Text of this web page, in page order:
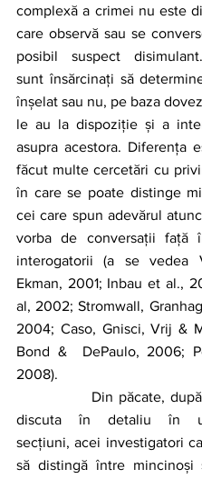
complexă a crimei nu este
care observă sau se
posibil suspect
sunt însărcinați să
înșelat sau nu, pe baza
le au la dispoziție și a
asupra acestora. Diferența
făcut multe cercetări cu
în care se poate distinge
cei care spun adevărul
vorba de conversații față
interogatorii (a se vedea
Ekman, 2001; Inbau et al.,
al, 2002; Stromwall,
2004; Caso, Gnisci, Vrij &
Bond &  DePaulo, 2006;
2008).
discuta în detaliu în
secțiuni, acei investigatori
să distingă între mincinoși